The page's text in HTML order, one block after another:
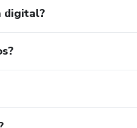
digital?